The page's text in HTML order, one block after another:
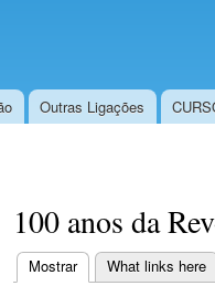
Outras Ligações
100 anos da
Separadores
Mostrar(separador ativo)
What links here